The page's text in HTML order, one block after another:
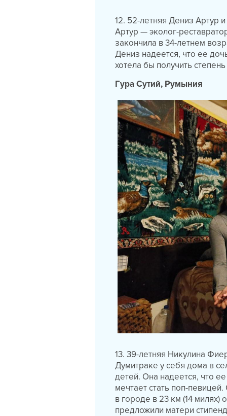
12. 52-летняя Дениз Артур
Артур — эколог-
закончила в 34-летнем
Дениз надеется, что ее
хотела бы получить
Гура Сутий, Румыния
13. 39-летняя Никулина
Думитраке у себя дома в
детей. Она надеется, что
мечтает стать поп-
в городе в 23 км (14
предложили матери